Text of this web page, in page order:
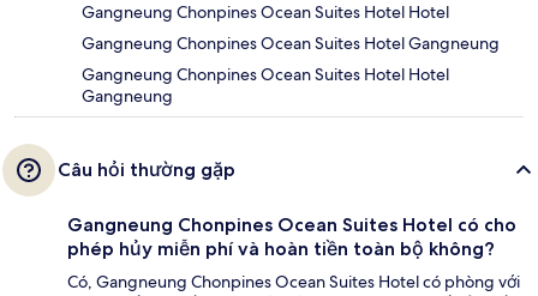
Gangneung Chonpines Ocean Suites Hotel Hotel
Gangneung Chonpines Ocean Suites Hotel Gangneung
Gangneung Chonpines Ocean Suites Hotel Hotel
Gangneung
Câu hỏi thường gặp
Gangneung Chonpines Ocean Suites Hotel có cho
phép hủy miễn phí và hoàn tiền toàn bộ không?
Có, Gangneung Chonpines Ocean Suites Hotel có phòng với